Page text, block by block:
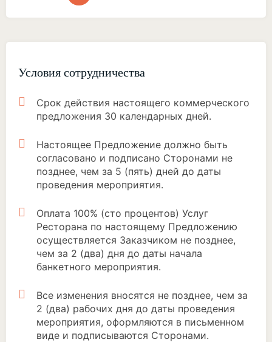
Условия сотрудничества
Срок действия настоящего коммерческого
предложения 30 календарных дней.
Настоящее Предложение должно быть
согласовано и подписано Сторонами не
позднее, чем за 5 (пять) дней до даты
проведения мероприятия.
Оплата 100% (сто процентов) Услуг
Ресторана по настоящему Предложению
осуществляется Заказчиком не позднее,
чем за 2 (два) дня до даты начала
банкетного мероприятия.
Все изменения вносятся не позднее, чем за
2 (два) рабочих дня до даты проведения
мероприятия, оформляются в письменном
виде и подписываются Сторонами.